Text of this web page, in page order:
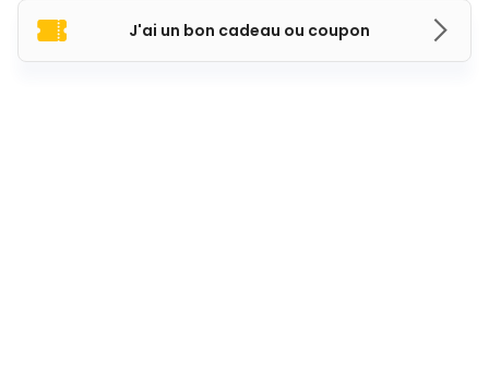
J'ai un bon cadeau ou coupon